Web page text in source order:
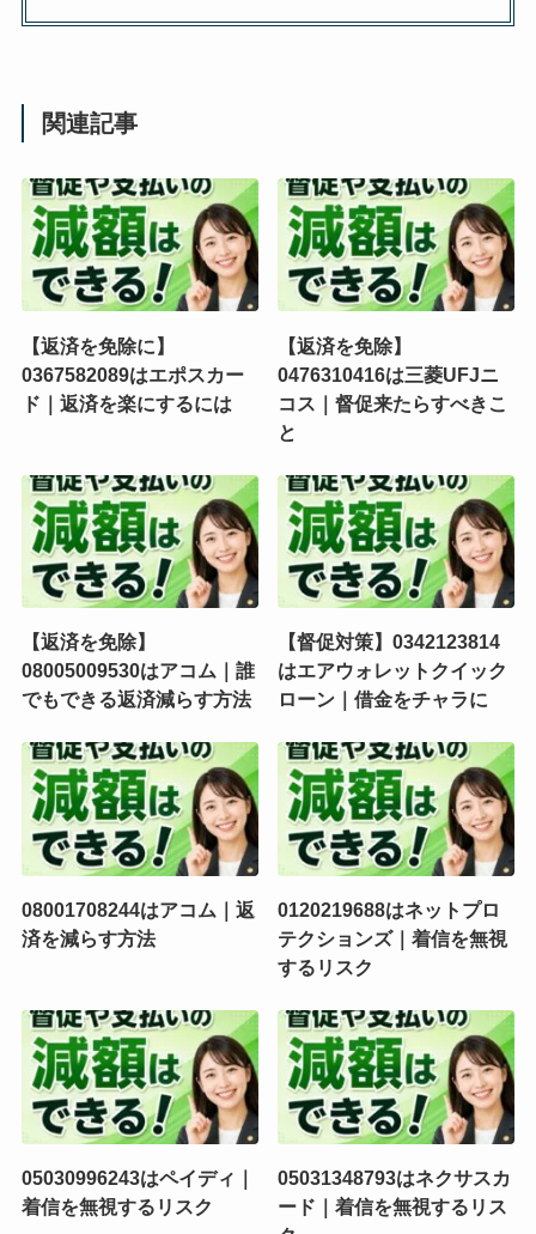
関連記事
【返済を免除に】
0367582089はエポスカー
ド｜返済を楽にするには
【返済を免除】
0476310416は三菱UFJニ
コス｜督促来たらすべきこ
と
【返済を免除】
08005009530はアコム｜誰
でもできる返済減らす方法
【督促対策】0342123814
はエアウォレットクイック
ローン｜借金をチャラに
08001708244はアコム｜返
済を減らす方法
0120219688はネットプロ
テクションズ｜着信を無視
するリスク
05030996243はペイディ｜
着信を無視するリスク
05031348793はネクサスカ
ード｜着信を無視するリス